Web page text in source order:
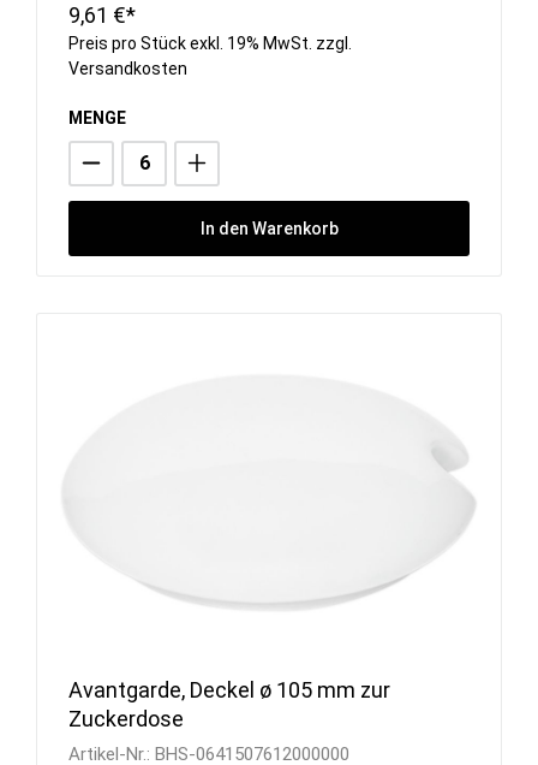
9,61 €*
Preis pro Stück exkl. 19% MwSt. zzgl.
Versandkosten
MENGE
In den Warenkorb
Avantgarde, Deckel ø 105 mm zur
Zuckerdose
Artikel-Nr.: BHS-0641507612000000